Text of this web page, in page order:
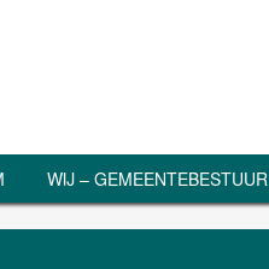
WIJ – GEMEENTEBESTUUR